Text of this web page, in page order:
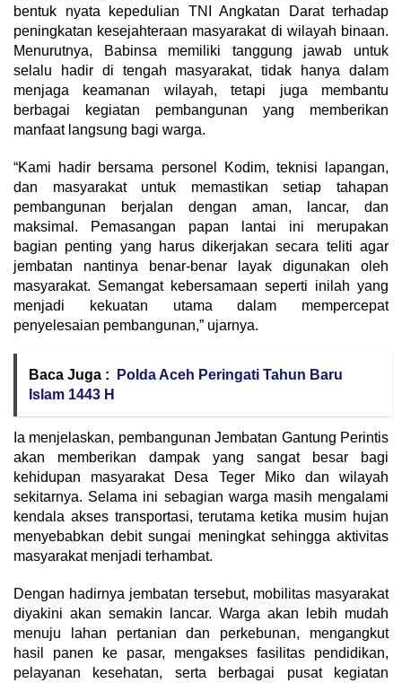
bentuk nyata kepedulian TNI Angkatan Darat terhadap
peningkatan kesejahteraan masyarakat di wilayah binaan.
Menurutnya, Babinsa memiliki tanggung jawab untuk
selalu hadir di tengah masyarakat, tidak hanya dalam
menjaga keamanan wilayah, tetapi juga membantu
berbagai kegiatan pembangunan yang memberikan
manfaat langsung bagi warga.
“Kami hadir bersama personel Kodim, teknisi lapangan,
dan masyarakat untuk memastikan setiap tahapan
pembangunan berjalan dengan aman, lancar, dan
maksimal. Pemasangan papan lantai ini merupakan
bagian penting yang harus dikerjakan secara teliti agar
jembatan nantinya benar-benar layak digunakan oleh
masyarakat. Semangat kebersamaan seperti inilah yang
menjadi kekuatan utama dalam mempercepat
penyelesaian pembangunan,” ujarnya.
Baca Juga :
Polda Aceh Peringati Tahun Baru
Islam 1443 H
Ia menjelaskan, pembangunan Jembatan Gantung Perintis
akan memberikan dampak yang sangat besar bagi
kehidupan masyarakat Desa Teger Miko dan wilayah
sekitarnya. Selama ini sebagian warga masih mengalami
kendala akses transportasi, terutama ketika musim hujan
menyebabkan debit sungai meningkat sehingga aktivitas
masyarakat menjadi terhambat.
Dengan hadirnya jembatan tersebut, mobilitas masyarakat
diyakini akan semakin lancar. Warga akan lebih mudah
menuju lahan pertanian dan perkebunan, mengangkut
hasil panen ke pasar, mengakses fasilitas pendidikan,
pelayanan kesehatan, serta berbagai pusat kegiatan